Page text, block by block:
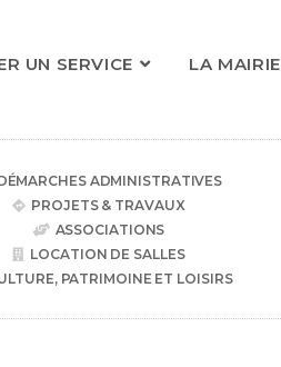
UN SERVICE LA MAIRIE
ADMINISTRATIVES
PROJETS & TRAVAUX
ASSOCIATIONS
LOCATION DE SALLES
PATRIMOINE ET LOISIRS